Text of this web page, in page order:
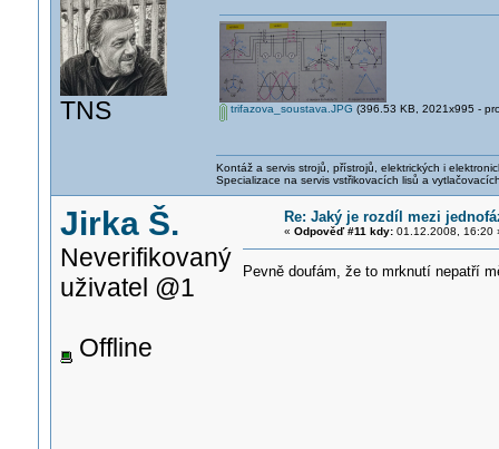
TNS trifazova_soustava.JPG (396.53 KB, 2021x995 -
Kontáž a servis strojů, přístrojů, elektrických i
Specializace na servis vstřikovacích lisů a
Jirka Š.
Neverifikovaný
uživatel @1
Offline
Re: Jaký je rozdíl mezi
« Odpověď #11 kdy:01.12.2008, 16:20
Pevně doufám, že to mrknutí nepatří